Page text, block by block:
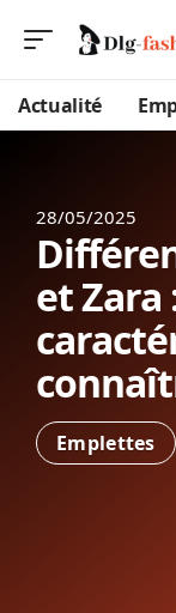
Actualité
28/05/2025
et Zara
Emplettes